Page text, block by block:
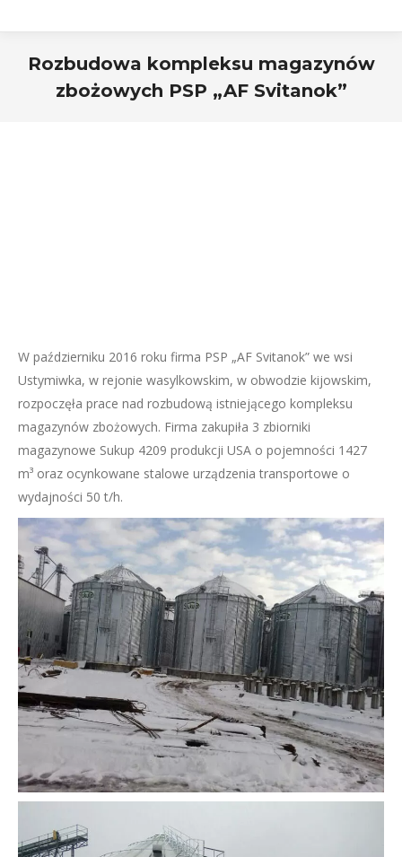
Rozbudowa kompleksu magazynów
zbożowych PSP „AF Svitanok”
W październiku 2016 roku firma PSP „AF Svitanok” we wsi
Ustymiwka, w rejonie wasylkowskim, w obwodzie kijowskim,
rozpoczęła prace nad rozbudową istniejącego kompleksu
magazynów zbożowych. Firma zakupiła 3 zbiorniki
magazynowe Sukup 4209 produkcji USA o pojemności 1427
m³ oraz ocynkowane stalowe urządzenia transportowe o
wydajności 50 t/h.